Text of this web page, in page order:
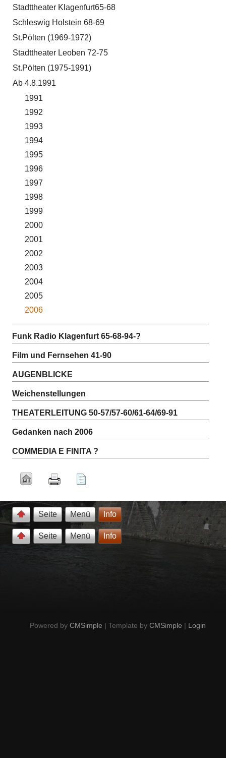
Stadttheater Klagenfurt65-68
Schleswig Holstein 68-69
St.Pölten (1969-1972)
Stadttheater Leoben 72-75
St.Pölten (1975-1991)
Ab 4.8.1991
1991
1992
1993
1994
1995
1996
1997
1998
1999
2000
2001
2002
2003
2004
2005
2006
Funk Radio Klagenfurt 65-68-94-?
Film und Fernsehen 41-90
AUGENBLICKE
Weichenstellungen
THEATERLEITUNG 50-57/57-60/61-64/69-91
Gedanken nach 2006
COMMEDIA E FINITA ?
Seite Menü Info
Seite Menü Info
Powered by CMSimple | Template by CMSimple | Login